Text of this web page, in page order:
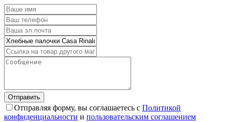
Отправляя форму, вы соглашаетесь с Политикой
конфиденциальности и пользовательским соглашением